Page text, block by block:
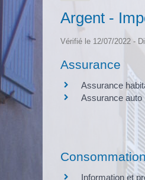
Argent -
Vérifié le 12/07/2022 -
Assurance
Assurance
Assurance auto
Consommation
Information et